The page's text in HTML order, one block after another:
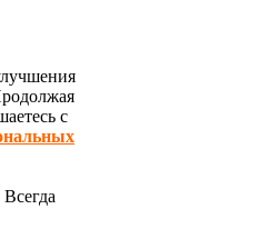
с
Функциональные
Всегда